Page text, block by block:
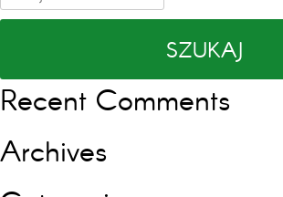
Recent Comments
Archives